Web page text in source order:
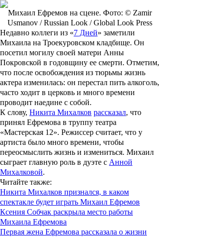
Михаил Ефремов на сцене. Фото: © Zamir
Usmanov / Russian Look / Global Look Press
Недавно коллеги из «7 Дней» заметили
Михаила на Троекуровском кладбище. Он
посетил могилу своей матери Анны
Покровской в годовщину ее смерти. Отметим,
что после освобождения из тюрьмы жизнь
актера изменилась: он перестал пить алкоголь,
часто ходит в церковь и много времени
проводит наедине с собой.
К слову, Никита Михалков рассказал, что
принял Ефремова в труппу театра
«Мастерская 12». Режиссер считает, что у
артиста было много времени, чтобы
переосмыслить жизнь и измениться. Михаил
сыграет главную роль в дуэте с Анной
Михалковой.
Читайте также:
Никита Михалков признался, в каком
спектакле будет играть Михаил Ефремов
Ксения Собчак раскрыла место работы
Михаила Ефремова
Первая жена Ефремова рассказала о жизни